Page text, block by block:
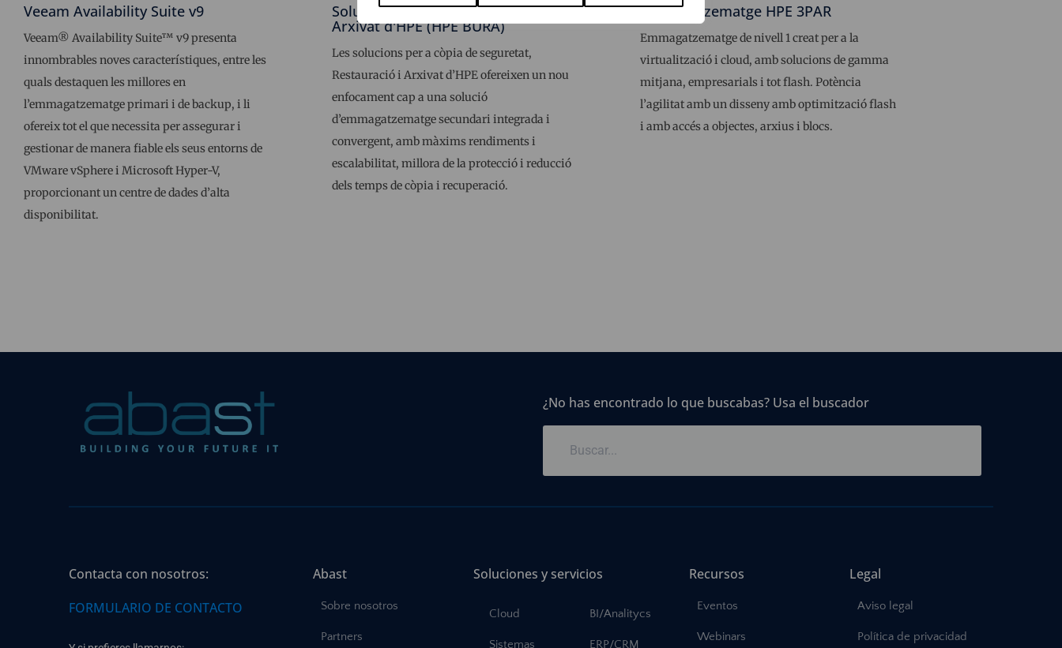
Veeam Availability Suite v9
Veeam® Availability Suite™ v9 presenta
innombrables noves característiques, entre les
quals destaquen les millores en
l’emmagatzematge primari i de backup, i li
ofereix tot el que necessita per assegurar i
gestionar de manera fiable els seus entorns de
VMware vSphere i Microsoft Hyper-V,
proporcionant un centre de dades d’alta
disponibilitat.
Solucions de Backup, Recuperació i
Arxivat d'HPE (HPE BURA)
Les solucions per a còpia de seguretat,
Restauració i Arxivat d’HPE ofereixen un nou
enfocament cap a una solució
d’emmagatzematge secundari integrada i
convergent, amb màxims rendiments i
escalabilitat, millora de la protecció i reducció
dels temps de còpia i recuperació.
Emmagatzematge HPE 3PAR
Emmagatzematge de nivell 1 creat per a la
virtualització i cloud, amb solucions de gamma
mitjana, empresarials i tot flash. Potència
l’agilitat amb un disseny amb optimització flash
i amb accés a objectes, arxius i blocs.
¿No has encontrado lo que buscabas? Usa el buscador
Contacta con nosotros:
FORMULARIO DE CONTACTO
Abast
Sobre nosotros
Partners
Soluciones y servicios
Cloud
Sistemas
BI/Analitycs
ERP/CRM
Recursos
Eventos
Webinars
Legal
Aviso legal
Política de privacidad